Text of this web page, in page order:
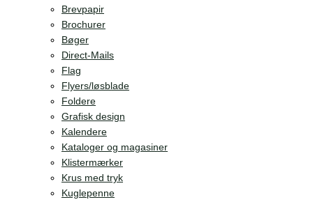
Brevpapir
Brochurer
Bøger
Direct-Mails
Flag
Flyers/løsblade
Foldere
Grafisk design
Kalendere
Kataloger og magasiner
Klistermærker
Krus med tryk
Kuglepenne